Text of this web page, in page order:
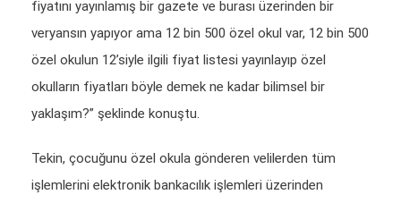
fiyatını yayınlamış bir gazete ve burası üzerinden bir
veryansın yapıyor ama 12 bin 500 özel okul var, 12 bin 500
özel okulun 12’siyle ilgili fiyat listesi yayınlayıp özel
okulların fiyatları böyle demek ne kadar bilimsel bir
yaklaşım?” şeklinde konuştu.
Tekin, çocuğunu özel okula gönderen velilerden tüm
işlemlerini elektronik bankacılık işlemleri üzerinden